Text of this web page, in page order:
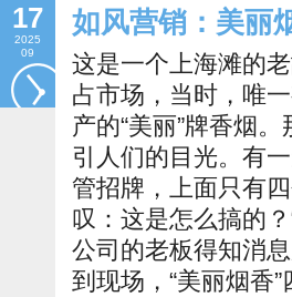
17
2025
09
如风营销：美丽
这是一个上海滩的
占市场，当时，唯
产的“美丽”牌香烟
引人们的目光。有
管招牌，上面只有
叹：这是怎么搞的
公司的老板得知消
到现场，“美丽烟香